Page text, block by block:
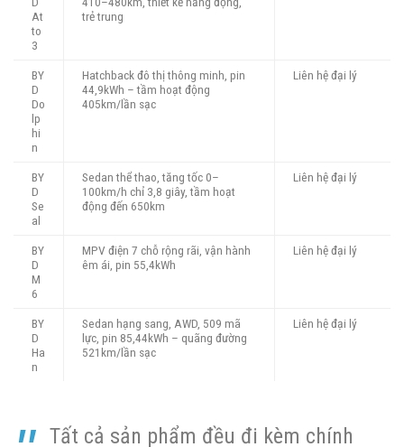
At
to
3
trẻ trung
BY
D
Do
lp
hi
n
Hatchback đô thị thông minh, pin
44,9kWh – tầm hoạt động
405km/lần sạc
Liên hệ đại lý
BY
D
Se
al
Sedan thể thao, tăng tốc 0–
100km/h chỉ 3,8 giây, tầm hoạt
động đến 650km
Liên hệ đại lý
BY
D
M
6
MPV điện 7 chỗ rộng rãi, vận hành
êm ái, pin 55,4kWh
Liên hệ đại lý
BY
D
Ha
n
Sedan hạng sang, AWD, 509 mã
lực, pin 85,44kWh – quãng đường
521km/lần sạc
Liên hệ đại lý
Tất cả sản phẩm đều đi kèm chính